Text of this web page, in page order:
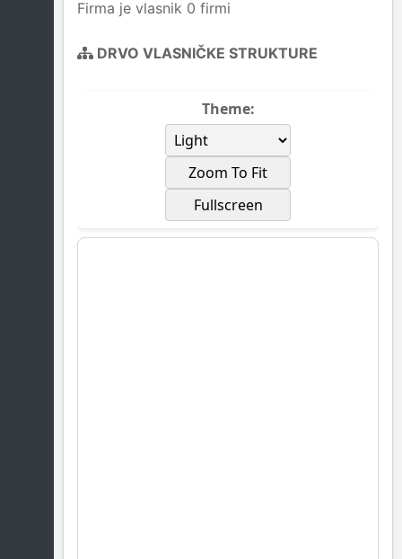
Firma je vlasnik 0 firmi
DRVO VLASNIČKE STRUKTURE
Theme:
Zoom To Fit
Fullscreen